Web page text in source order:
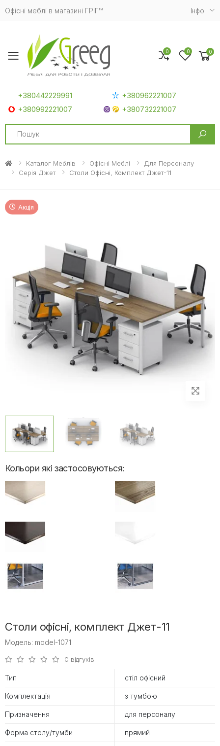
Офісні меблі в магазині ГРІГ™ Iнфо
Toggle mobile menu
+380442229991
+380962221007
+380992221007
+380732221007
Search
0 0 0
Каталог Меблів Офісні Меблі
Для Персоналу
Серія Джет
Столи Офісні, Комплект Джет-11
Акція
Кольори які застосовуються:
Столи офісні, комплект Джет-11
Модель: model-1071
0 відгуків
Тип стіл офісний
Комплектація з тумбою
Призначення для персоналу
Форма столу/тумби прямий